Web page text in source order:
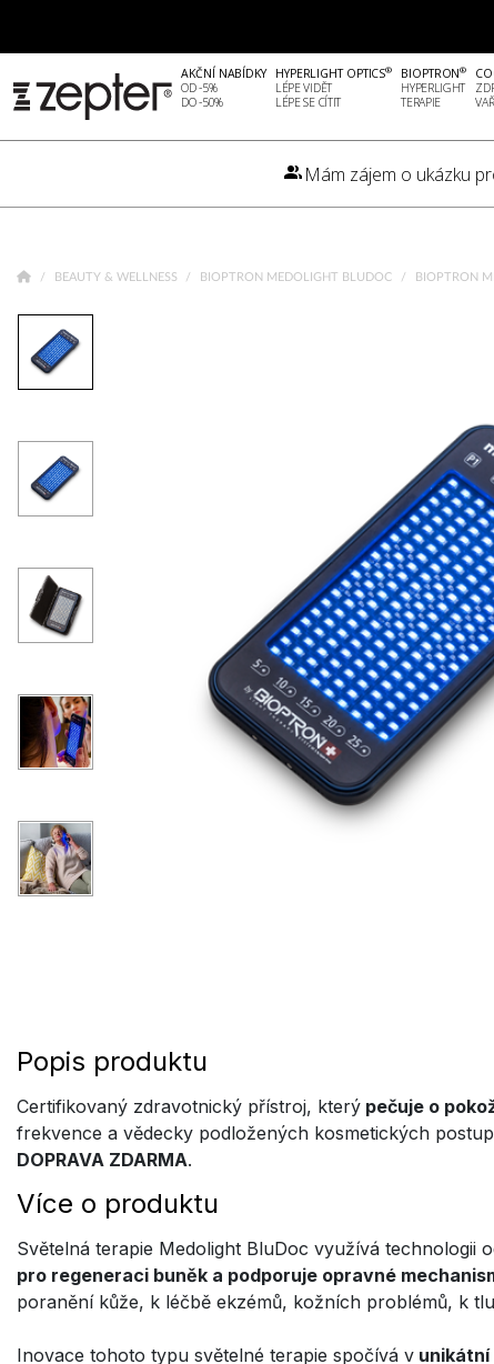
AKČNÍ NABÍDKY
OD -5%
DO -50%
HYPERLIGHT OPTICS®
LÉPE VIDĚT
LÉPE SE CÍTIT
BIOPTRON®
HYPERLIGHT
TERAPIE
Mám zájem o ukázku
BEAUTY & WELLNESS BIOPTRON MEDOLIGHT BLUDOC BIOPTRON
Popis produktu
Certifikovaný zdravotnický přístroj, který pečuje o
frekvence a vědecky podložených kosmetických
DOPRAVA ZDARMA.
Více o produktu
Světelná terapie Medolight BluDoc využívá technologii
pro regeneraci buněk a podporuje opravné
poranění kůže, k léčbě ekzémů, kožních problémů, k
Inovace tohoto typu světelné terapie spočívá v